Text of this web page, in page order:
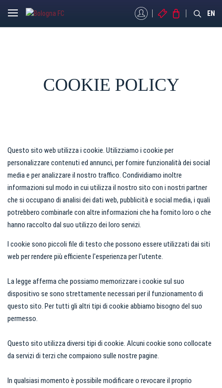
MYBFCBIGLIETTI
STORE EN
COOKIE POLICY
Questo sito web utilizza i cookie. Utilizziamo i cookie per
personalizzare contenuti ed annunci, per fornire funzionalità dei social
media e per analizzare il nostro traffico. Condividiamo inoltre
informazioni sul modo in cui utilizza il nostro sito con i nostri partner
che si occupano di analisi dei dati web, pubblicità e social media, i quali
potrebbero combinarle con altre informazioni che ha fornito loro o che
hanno raccolto dal suo utilizzo dei loro servizi.
I cookie sono piccoli file di testo che possono essere utilizzati dai siti
web per rendere più efficiente l'esperienza per l'utente.
La legge afferma che possiamo memorizzare i cookie sul suo
dispositivo se sono strettamente necessari per il funzionamento di
questo sito. Per tutti gli altri tipi di cookie abbiamo bisogno del suo
permesso.
Questo sito utilizza diversi tipi di cookie. Alcuni cookie sono collocate
da servizi di terzi che compaiono sulle nostre pagine.
In qualsiasi momento è possibile modificare o revocare il proprio